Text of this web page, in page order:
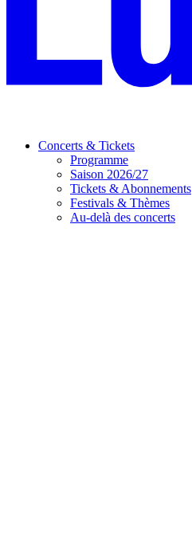
Concerts & Tickets
Programme
Saison 2026/27
Tickets & Abonnements
Festivals & Thèmes
Au-delà des concerts